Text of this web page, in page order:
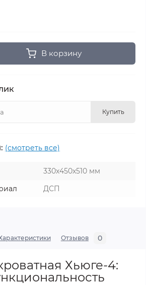
В корзину
Купить
(смотреть все)
330х450х510 мм
ДСП
Отзывов 0
Хьюге-4: